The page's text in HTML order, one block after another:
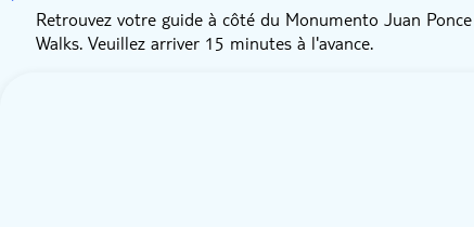
Retrouvez votre guide à côté du Monumento Juan
Walks. Veuillez arriver 15 minutes à l'avance.